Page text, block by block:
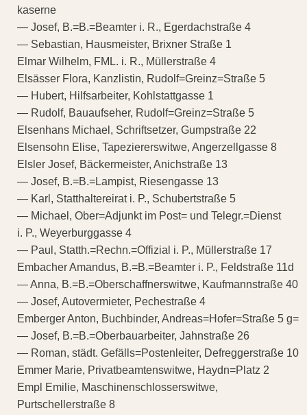
kaserne
— Josef, B.=B.=Beamter i. R., Egerdachstraße 4
— Sebastian, Hausmeister, Brixner Straße 1
Elmar Wilhelm, FML. i. R., Müllerstraße 4
Elsässer Flora, Kanzlistin, Rudolf=Greinz=Straße 5
— Hubert, Hilfsarbeiter, Kohlstattgasse 1
— Rudolf, Bauaufseher, Rudolf=Greinz=Straße 5
Elsenhans Michael, Schriftsetzer, Gumpstraße 22
Elsensohn Elise, Tapeziererswitwe, Angerzellgasse 8
Elsler Josef, Bäckermeister, Anichstraße 13
— Josef, B.=B.=Lampist, Riesengasse 13
— Karl, Statthaltereirat i. P., Schubertstraße 5
— Michael, Ober=Adjunkt im Post= und Telegr.=Dienst
i. P., Weyerburggasse 4
— Paul, Statth.=Rechn.=Offizial i. P., Müllerstraße 17
Embacher Amandus, B.=B.=Beamter i. P., Feldstraße 11d
— Anna, B.=B.=Oberschaffnerswitwe, Kaufmannstraße 40
— Josef, Autovermieter, Pechestraße 4
Emberger Anton, Buchbinder, Andreas=Hofer=Straße 5 g=
— Josef, B.=B.=Oberbauarbeiter, Jahnstraße 26
— Roman, städt. Gefälls=Postenleiter, Defreggerstraße 10
Emmer Marie, Privatbeamtenswitwe, Haydn=Platz 2
Empl Emilie, Maschinenschlosserswitwe,
Purtschellerstraße 8